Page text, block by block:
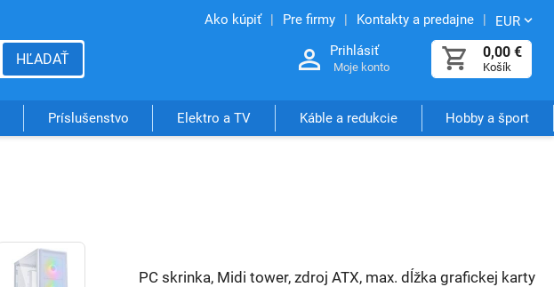
Ako kúpiť Pre firmy Kontakty a predajne EUR
0,00 €
Košík
Prihlásiť
Moje konto
HĽADAŤ
Príslušenstvo Elektro a TV Káble a redukcie Hobby a šport
PC skrinka, Midi tower, zdroj ATX, max. dĺžka grafickej karty